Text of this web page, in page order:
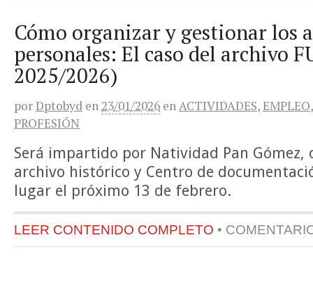
Cómo organizar y gestionar los
personales: El caso del archivo
2025/2026)
porDptobyd en 23/01/2026 enACTIVIDADES,EMPLEO
PROFESIÓN
Será impartido por Natividad Pan Gómez,
archivo histórico y Centro de
lugar el próximo 13 de febrero.
LEER CONTENIDO COMPLETO •